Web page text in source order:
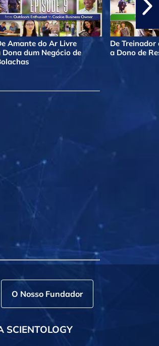
Amante do Ar Livre
Dona dum Negócio de
De Treinador
a Dono de
O Nosso Fundador
SCIENTOLOGY